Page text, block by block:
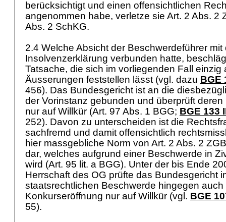
berücksichtigt und einen offensichtlichen
angenommen habe, verletze sie Art. 2 Abs. 2
Abs. 2 SchKG.
2.4 Welche Absicht der Beschwerdeführer mit
Insolvenzerklärung verbunden hatte,
Tatsache, die sich im vorliegenden Fall einzig
Äusserungen feststellen lässt (vgl. dazu BGE
456). Das Bundesgericht ist an die
der Vorinstanz gebunden und überprüft
nur auf Willkür (Art. 97 Abs. 1 BGG; BGE 133
252). Davon zu unterscheiden ist die
sachfremd und damit offensichtlich
hier massgebliche Norm von Art. 2 Abs. 2 ZGB
dar, welches aufgrund einer Beschwerde in
wird (Art. 95 lit. a BGG). Unter der bis Ende
Herrschaft des OG prüfte das Bundesgericht
staatsrechtlichen Beschwerde hingegen
Konkurseröffnung nur auf Willkür (vgl. BGE
55).